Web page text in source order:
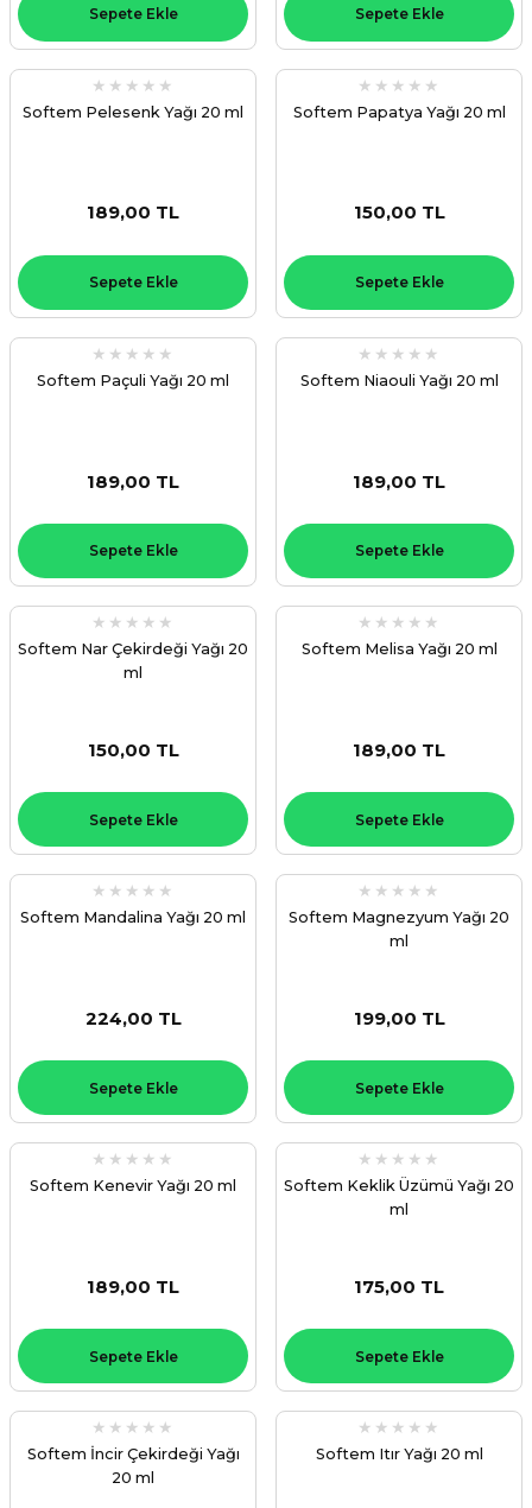
Sepete Ekle Sepete Ekle
Softem Pelesenk Yağı 20 ml
189,00 TL
Sepete Ekle
Softem Papatya Yağı 20 ml
150,00 TL
Sepete Ekle
Softem Paçuli Yağı 20 ml
189,00 TL
Sepete Ekle
Softem Niaouli Yağı 20 ml
189,00 TL
Sepete Ekle
Softem Nar Çekirdeği Yağı 20
ml
150,00 TL
Sepete Ekle
Softem Melisa Yağı 20 ml
189,00 TL
Sepete Ekle
Softem Mandalina Yağı 20 ml
224,00 TL
Sepete Ekle
Softem Magnezyum Yağı 20
ml
199,00 TL
Sepete Ekle
Softem Kenevir Yağı 20 ml
189,00 TL
Sepete Ekle
Softem Keklik Üzümü Yağı 20
ml
175,00 TL
Sepete Ekle
Softem İncir Çekirdeği Yağı
20 ml
Softem Itır Yağı 20 ml